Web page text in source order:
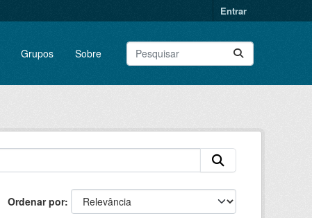
Entrar
Grupos Sobre
Ordenar por